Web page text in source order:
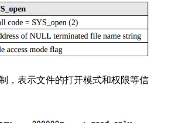
，表示文件的打开模式和权限等信